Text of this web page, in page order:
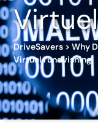
DriveSavers >Why
Virtuel rundvisning